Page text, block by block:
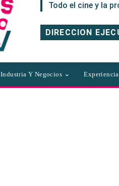
Todo el cine y la
DIRECCION
Industria Y Negocios Experiencia